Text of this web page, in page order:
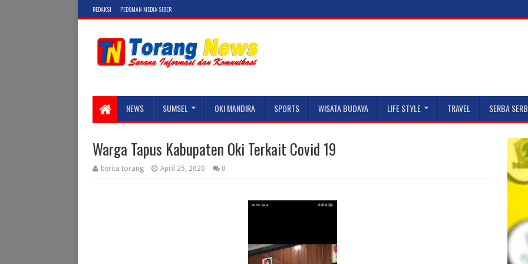
REDAKSI PEDOMAN MEDIA SIBER
NEWS SUMSEL OKI MANDIRA SPORTS WISATA BUDAYA LIFE STYLE TRAVEL SERBA
Warga Tapus Kabupaten Oki Terkait Covid 19
berita torang April 25, 2020 0